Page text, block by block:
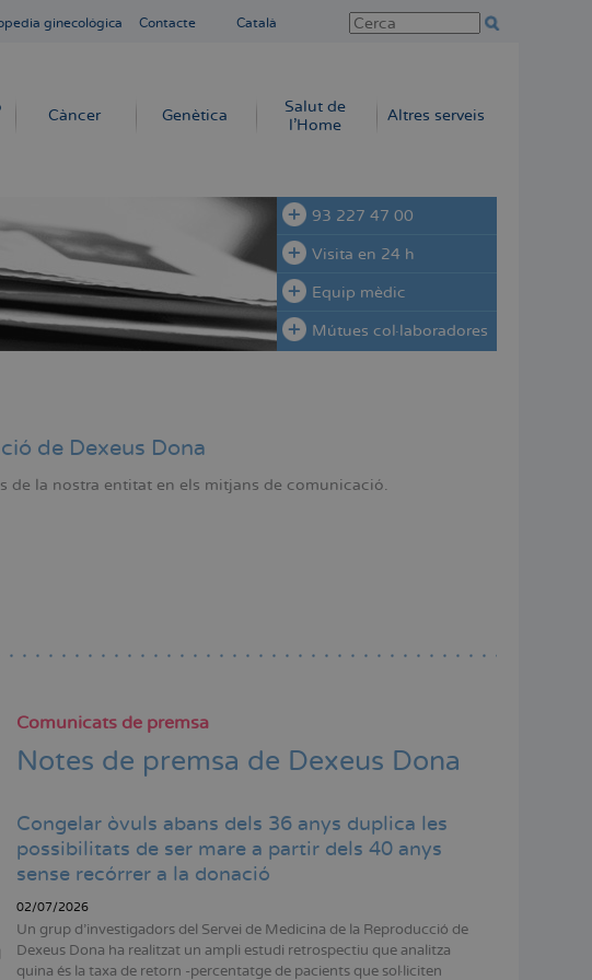
ginecológica Contacte Català
Càncer Genètica
Salut de
l'Home
Altres serveis
93 227 47 00
Visita en 24 h
Equip mèdic
Mútues col·laboradores
de Dexeus Dona
de la nostra entitat en els mitjans de comunicació.
Comunicats de premsa
Notes de premsa de Dexeus Dona
Congelar òvuls abans dels 36 anys duplica les
possibilitats de ser mare a partir dels 40 anys
sense recórrer a la donació
02/07/2026
Un grup d'investigadors del Servei de Medicina de la Reproducció de
Dexeus Dona ha realitzat un ampli estudi retrospectiu que analitza
quina és la taxa de retorn -percentatge de pacients que sol·liciten